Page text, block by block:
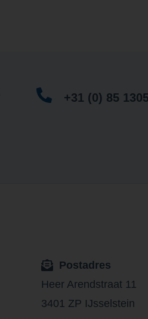
+31 (0) 85
Postadres
Heer Arendstraat 11
3401 ZP IJsselstein